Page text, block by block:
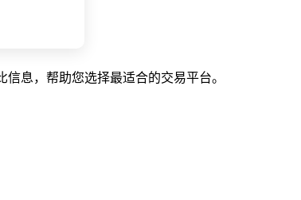
息，帮助您选择最适合的交易平台。